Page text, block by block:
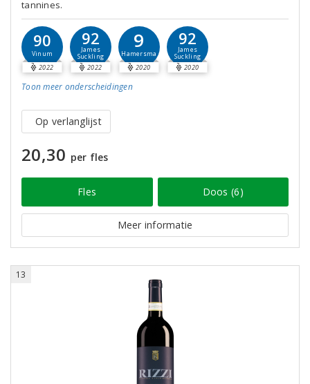
tannines.
90
Vinum
2022
92
James
Suckling
2022
9
Hamersma
2020
92
James
Suckling
2020
Toon meer onderscheidingen
Op verlanglijst
20,30 per fles
Fles Doos (6)
Meer informatie
13